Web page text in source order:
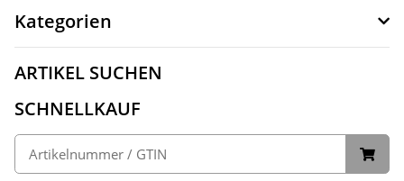
Kategorien
ARTIKEL SUCHEN
SCHNELLKAUF